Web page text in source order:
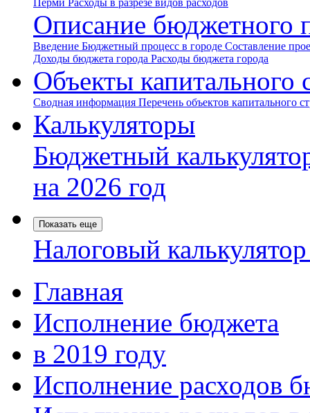
Перми Расходы в разрезе видов расходов
Описание бюджетного
Введение Бюджетный процесс в городе Составление
Доходы бюджета города Расходы бюджета города
Объекты капитального
Сводная информация Перечень объектов капитального
Калькуляторы
Бюджетный
на 2026 год
Показать еще
Налоговый
Главная
Исполнение бюджета
в 2019 году
Исполнение расходов